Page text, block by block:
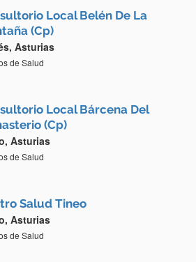
Local Belén De La
(Cp)
Asturias
de Salud
Local Bárcena Del
(Cp)
Asturias
de Salud
Salud Tineo
Asturias
de Salud